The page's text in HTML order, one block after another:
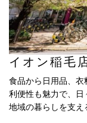
イオン稲毛
食品から日用品、
利便性も魅力で、日
地域の暮らしを支え